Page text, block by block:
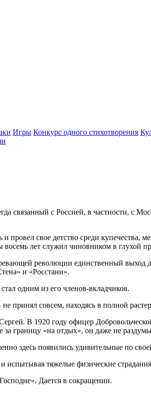
Игры Конкурс одного стихотворения
связанный с Россией, в частности, с
провел свое детство среди
восемь лет служил чиновником в глухой
революции единственный выход
и «Росстани».
одним из его членов-вкладчиков.
совсем, находясь в полной
В 1920 году офицер
границу «на отдых», он даже не
здесь появились удивительные по
тяжелые физические
Дается в сокращении.